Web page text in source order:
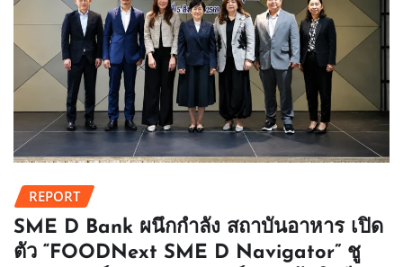
REPORT
SME D Bank ผนึกกำลัง สถาบันอาหาร เปิด
ตัว “FOODNext SME D Navigator” ชู